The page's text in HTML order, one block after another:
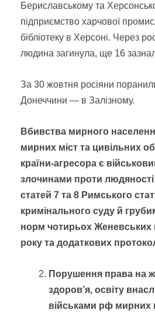
Бериславському та
підприємство харчової
бібліотеку в Херсоні. Через
людина загинула, ще 16
За 30 жовтня росіяни
Донеччини — в Залізному.
Вбивства мирного
мирних міст та цивільних
країни-агресора є
злочинами проти людяності
статей 7 та 8 Римського
кримінального суду й
норм чотирьох Женевських
року та додаткових
Порушення права на
здоров’я, освіту
військами рф мирних